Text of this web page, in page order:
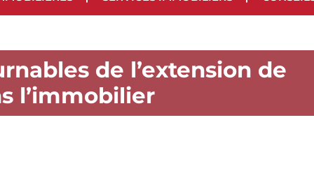
de l’extension de
l’immobilier